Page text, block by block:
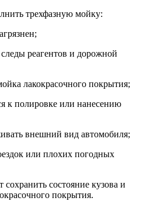
трехфазную мойку:
реагентов и дорожной
лакокрасочного покрытия;
к полировке или нанесению
внешний вид автомобиля;
или плохих погодных
сохранить состояние кузова и
покрытия.